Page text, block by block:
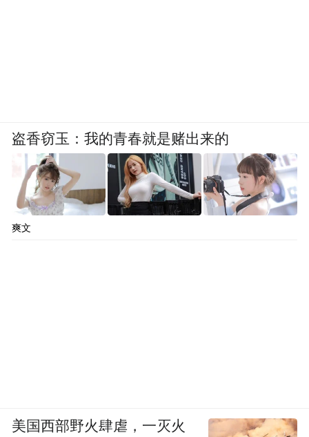
盗香窃玉：我的青春就是赌出来的
爽文
美国西部野火肆虐，一灭火